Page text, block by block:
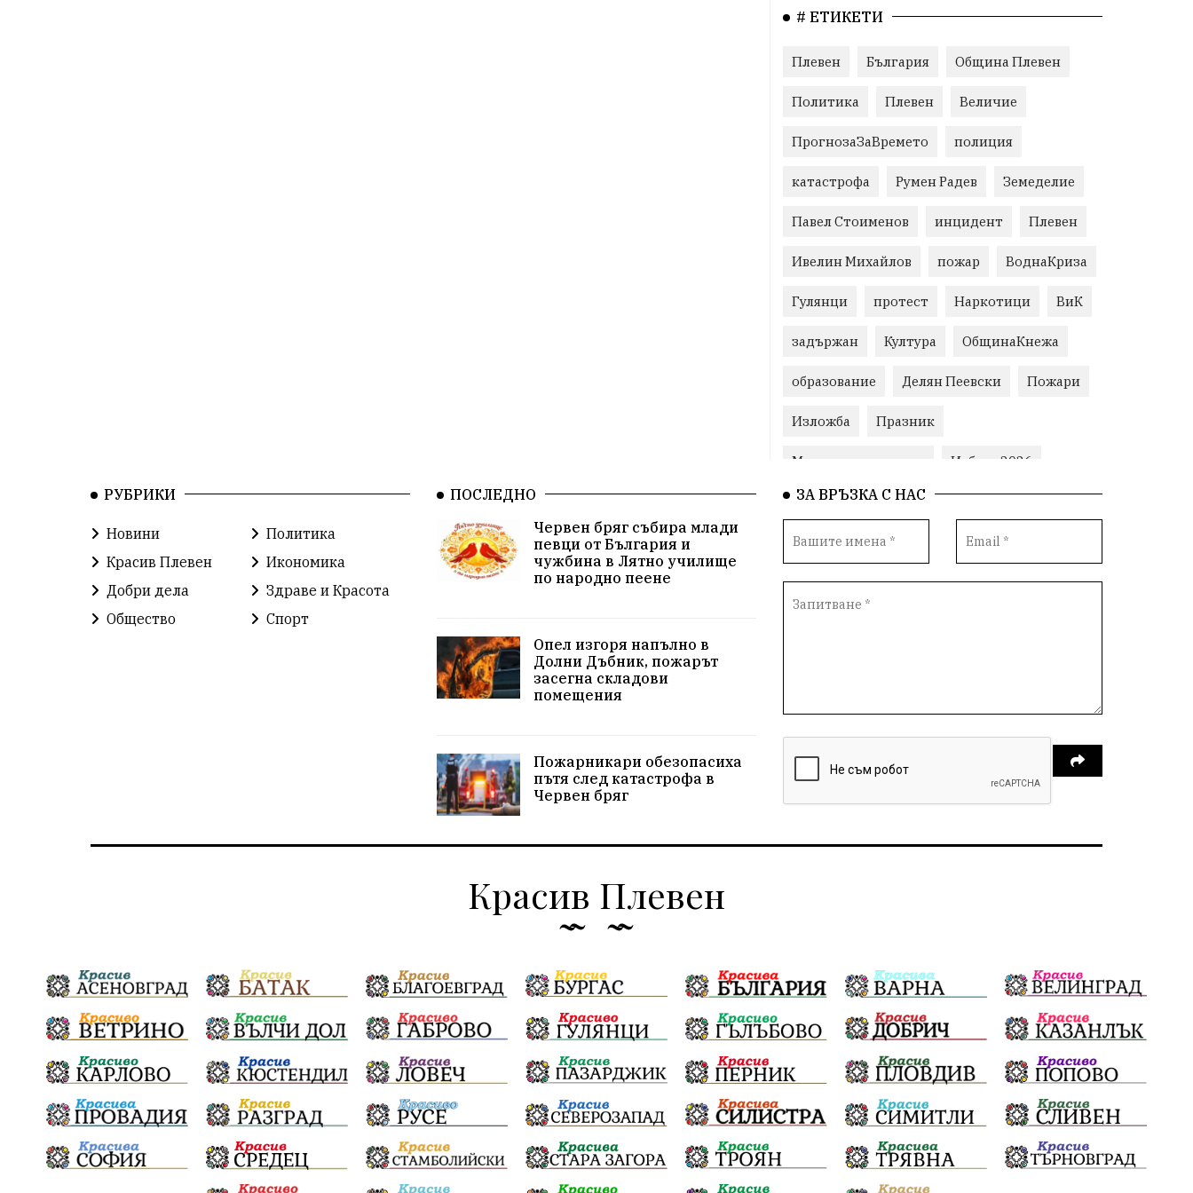
# ЕТИКЕТИ
Плевен България Община Плевен
Политика Плевен Величие
ПрогнозаЗаВремето полиция
катастрофа Румен Радев Земеделие
Павел Стоименов инцидент Плевен
Ивелин Михайлов пожар ВоднаКриза
Гулянци протест Наркотици ВиК
задържан Култура ОбщинаКнежа
образование Делян Пеевски Пожари
Изложба Празник
Министерски съвет Избори2026
Корупция воден режим
ЛетниПожари ОбластПлевен
ученици ремонти Красив Плевен
Ивелин Михайлов инфраструктура
здравеопазване задържани
Народно събрание прокуратура
Бюджет2026 Плевенско Концерти
Традиции Избори
Разследване спорт ГДБОП
Финансиране Купуване на гласове
библиотека „Христо Смирненски“
РУБРИКИ
Новини
Политика
Красив Плевен
Икономика
Добри дела
Здраве и Красота
Общество
Спорт
ПОСЛЕДНО
Червен бряг събира млади
певци от България и
чужбина в Лятно училище
по народно пеене
Опел изгоря напълно в
Долни Дъбник, пожарът
засегна складови
помещения
Пожарникари обезопасиха
пътя след катастрофа в
Червен бряг
ЗА ВРЪЗКА С НАС
Красив Плевен